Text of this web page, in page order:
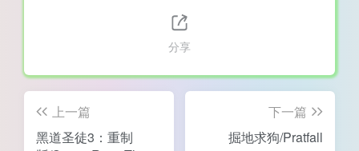
分享
上一篇
黑道圣徒3：重制
下一篇
掘地求狗/Pratfall